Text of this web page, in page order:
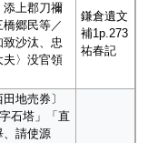
上郡刀禰
郷民等／
致沙汰、忠
夫〉没官領
鎌倉遺文
補1p.273
祐春記
田地売券〕
石塔」「直
、請使源